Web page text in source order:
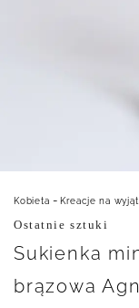
Kobieta - Kreacje na
Ostatnie sztuki
Sukienka
brązowa